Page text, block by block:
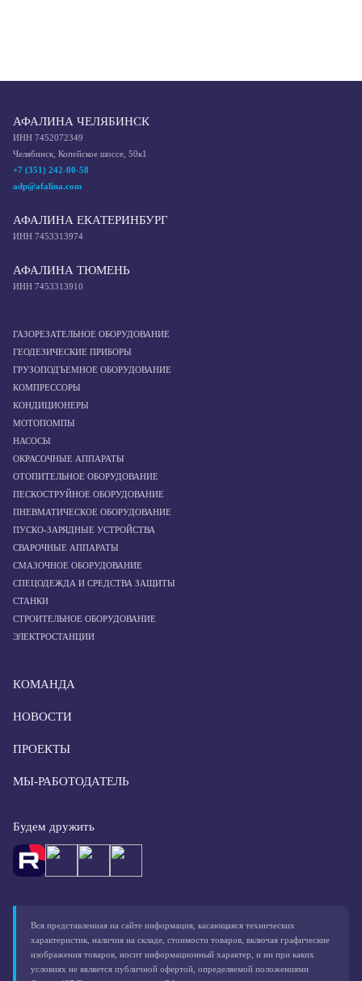
АФАЛИНА ЧЕЛЯБИНСК
ИНН 7452072349
Челябинск, Копейское шоссе, 50к1
+7 (351) 242-00-58
adp@afalina.com
АФАЛИНА ЕКАТЕРИНБУРГ
ИНН 7453313974
АФАЛИНА ТЮМЕНЬ
ИНН 7453313910
ГАЗОРЕЗАТЕЛЬНОЕ ОБОРУДОВАНИЕ
ГЕОДЕЗИЧЕСКИЕ ПРИБОРЫ
ГРУЗОПОДЪЕМНОЕ ОБОРУДОВАНИЕ
КОМПРЕССОРЫ
КОНДИЦИОНЕРЫ
МОТОПОМПЫ
НАСОСЫ
ОКРАСОЧНЫЕ АППАРАТЫ
ОТОПИТЕЛЬНОЕ ОБОРУДОВАНИЕ
ПЕСКОСТРУЙНОЕ ОБОРУДОВАНИЕ
ПНЕВМАТИЧЕСКОЕ ОБОРУДОВАНИЕ
ПУСКО-ЗАРЯДНЫЕ УСТРОЙСТВА
СВАРОЧНЫЕ АППАРАТЫ
СМАЗОЧНОЕ ОБОРУДОВАНИЕ
СПЕЦОДЕЖДА И СРЕДСТВА ЗАЩИТЫ
СТАНКИ
СТРОИТЕЛЬНОЕ ОБОРУДОВАНИЕ
ЭЛЕКТРОСТАНЦИИ
КОМАНДА
НОВОСТИ
ПРОЕКТЫ
МЫ-РАБОТОДАТЕЛЬ
Будем дружить
Вся представленная на сайте информация, касающаяся технических
характеристик, наличия на складе, стоимости товаров, включая графические
изображения товаров, носит информационный характер, и ни при каких
условиях не является публичной офертой, определяемой положениями